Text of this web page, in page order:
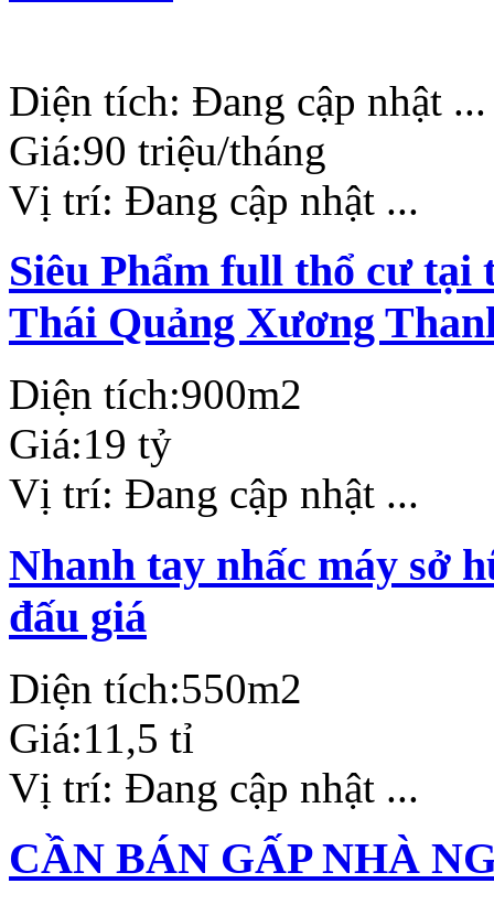
Diện tích: Đang cập nhật ...
Giá:90 triệu/tháng
Vị trí: Đang cập nhật ...
Siêu Phẩm full thổ cư
Thái Quảng Xương
Diện tích:900m2
Giá:19 tỷ
Vị trí: Đang cập nhật ...
Nhanh tay nhấc máy sở
đấu giá
Diện tích:550m2
Giá:11,5 tỉ
Vị trí: Đang cập nhật ...
CẦN BÁN GẤP NHÀ